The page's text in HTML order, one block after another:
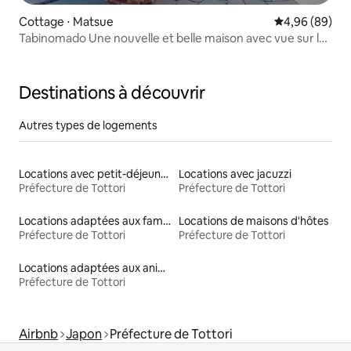
Cottage ⋅ Matsue Évaluation
4,96 (89)
Tabinomado Une nouvelle et belle maison avec vue sur le
Destinations à découvrir
Autres types de logements
Locations avec petit-déjeuner
Préfecture de Tottori
Locations avec jacuzzi
Préfecture de Tottori
Locations adaptées aux familles
Préfecture de Tottori
Locations de maisons d'hôtes
Préfecture de Tottori
Locations adaptées aux animaux
Préfecture de Tottori
Airbnb Japon Préfecture de Tottori